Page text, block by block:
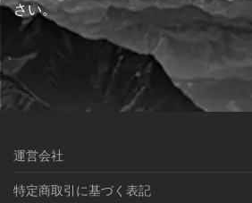
さい。
運営会社
特定商取引に基づく表記